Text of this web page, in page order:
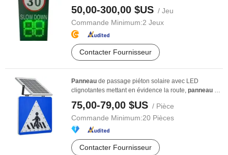
50,00-300,00 $US / Jeu
Commande Minimum:2 Jeux
Contacter Fournisseur
Panneau de passage piéton solaire avec LED
clignotantes mettant en évidence la route, panneau de
75,00-79,00 $US / Pièce
Commande Minimum:20 Pièces
Contacter Fournisseur